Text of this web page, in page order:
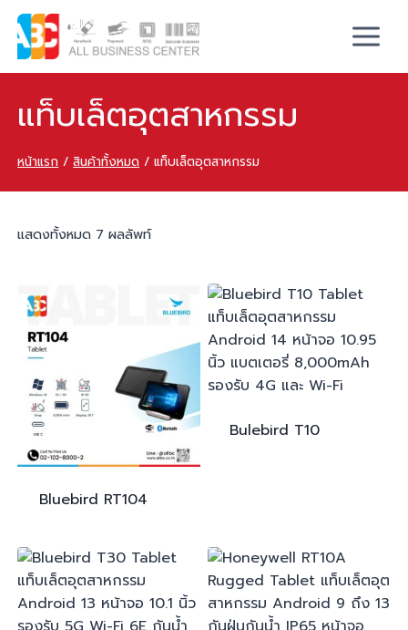
แท็บเล็ตอุตสาหกรรม
หน้าแรก / สินค้าทั้งหมด / แท็บเล็ตอุตสาหกรรม
แสดงทั้งหมด 7 ผลลัพท์
Bluebird RT104
Bulebird T10